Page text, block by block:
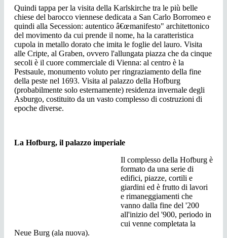
Quindi tappa per la visita della Karlskirche tra le più belle
chiese del barocco viennese dedicata a San Carlo Borromeo e
quindi alla Secession: autentico â€œmanifesto" architettonico
del movimento da cui prende il nome, ha la caratteristica
cupola in metallo dorato che imita le foglie del lauro. Visita
alle Cripte, al Graben, ovvero l'allungata piazza che da cinque
secoli è il cuore commerciale di Vienna: al centro è la
Pestsaule, monumento voluto per ringraziamento della fine
della peste nel 1693. Visita al palazzo della Hofburg
(probabilmente solo esternamente) residenza invernale degli
Asburgo, costituito da un vasto complesso di costruzioni di
epoche diverse.
La Hofburg, il palazzo imperiale
Il complesso della Hofburg è
formato da una serie di
edifici, piazze, cortili e
giardini ed è frutto di lavori
e rimaneggiamenti che
vanno dalla fine del '200
all'inizio del '900, periodo in
cui venne completata la
Neue Burg (ala nuova).